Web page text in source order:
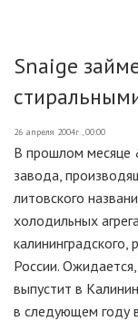
Snaige
26 апреля 2004г., 00:00
В прошлом месяце
завода,
литовского
холодильных
России.
выпустит в
в следующем году